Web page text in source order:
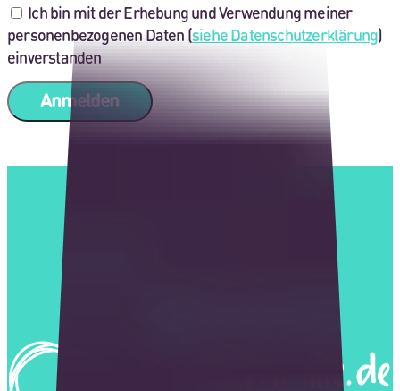
Ich bin mit der Erhebung und Verwendung meiner
personenbezogenen Daten (siehe Datenschutzerklärung)
einverstanden
Anmelden